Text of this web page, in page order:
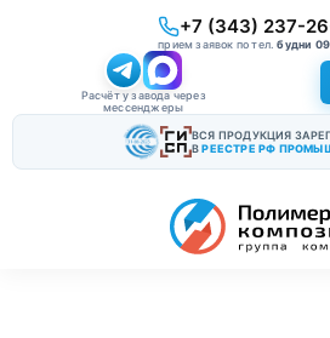
+7 (343) 237-
прием заявок по тел.будни
Расчёт у завода через
мессенджеры
ВСЯ ПРОДУКЦИЯ
ВРЕЕСТРЕ РФ